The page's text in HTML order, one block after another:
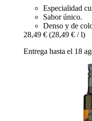
Especialidad
Sabor único.
Denso y de
28,49 € (28,49 € / l)
Entrega hasta el 18